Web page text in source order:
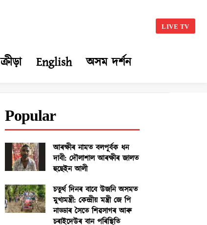
LIVE TV
ক্ৰীড়া English অসম দৰ্শন
Popular
আৰক্ষীৰ নামত বলপূৰ্বক ধন
দাবী: দৌলাশাল আৰক্ষীৰ জালত
হুছেইন আলী
চতুৰ্থ দিনৰ বাবে উজনি অসমত
মুখ্যমন্ত্ৰী: কেন্দ্ৰীয় মন্ত্ৰী জে পি
নাড্ডাৰ সৈতে শিৱসাগৰ আৰু
চৰাইদেউৰ বান পৰিস্থিতি